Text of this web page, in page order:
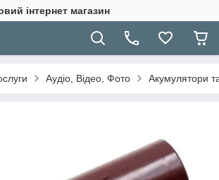
інтернет магазин
Аудіо, Відео, Фото Акумулятори